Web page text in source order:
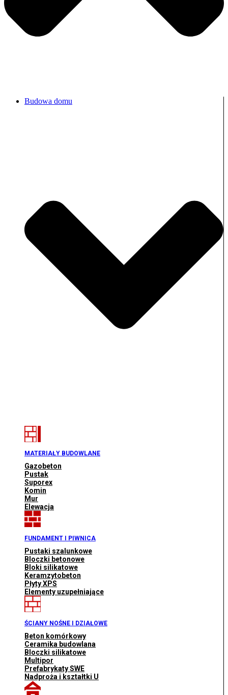
Budowa domu
MATERIAŁY BUDOWLANE
Gazobeton
Pustak
Suporex
Komin
Mur
Elewacja
FUNDAMENT I PIWNICA
Pustaki szalunkowe
Bloczki betonowe
Bloki silikatowe
Keramzytobeton
Płyty XPS
Elementy uzupełniające
ŚCIANY NOŚNE I DZIAŁOWE
Beton komórkowy
Ceramika budowlana
Bloczki silikatowe
Multipor
Prefabrykaty SWE
Nadproża i kształtki U